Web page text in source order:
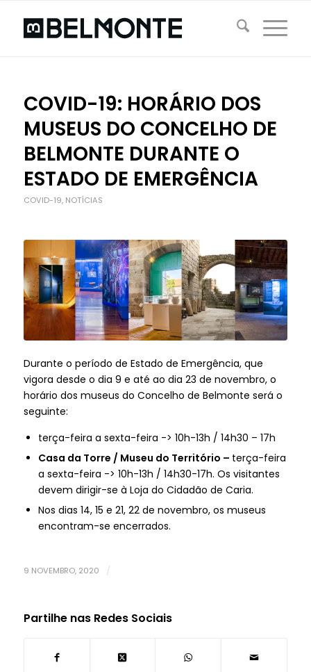
COVID-19: HORÁRIO DOS
MUSEUS DO CONCELHO DE
BELMONTE DURANTE O
ESTADO DE EMERGÊNCIA
COVID-19, NOTÍCIAS
Durante o período de Estado de Emergência, que
vigora desde o dia 9 e até ao dia 23 de novembro, o
horário dos museus do Concelho de Belmonte será o
seguinte:
terça-feira a sexta-feira -> 10h-13h / 14h30 – 17h
Casa da Torre / Museu do Território – terça-feira
a sexta-feira -> 10h-13h / 14h30-17h. Os visitantes
devem dirigir-se à Loja do Cidadão de Caria.
Nos dias 14, 15 e 21, 22 de novembro, os museus
encontram-se encerrados.
9 NOVEMBRO, 2020 /
Partilhe nas Redes Sociais